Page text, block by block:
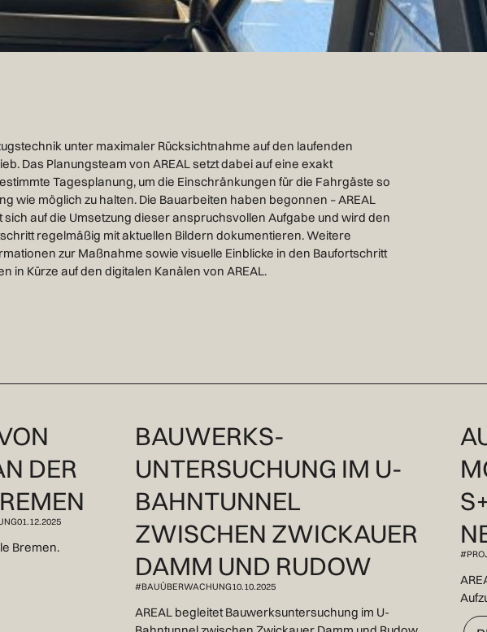
unter maximaler Rücksichtnahme auf den laufenden
Das Planungsteam von AREAL setzt dabei auf eine exakt
Tagesplanung, um die Einschränkungen für die Fahrgäste so
wie möglich zu halten. Die Bauarbeiten haben begonnen – AREAL
in Kürze auf den digitalen Kanälen von AREAL.
DER
01.12.2025
Bremen.
BAUWERKS-
UNTERSUCHUNG IM U-
BAHNTUNNEL
ZWISCHEN ZWICKAUER
DAMM UND RUDOW
#BAUÜBERWACHUNG10.10.2025
AREAL begleitet Bauwerksuntersuchung im U-